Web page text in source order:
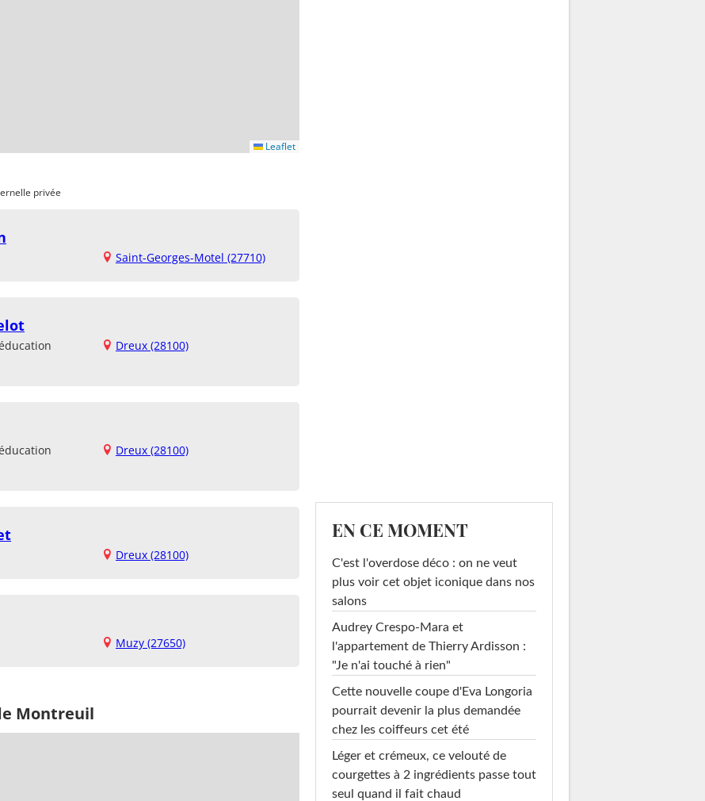
Leaflet
privée
Saint-Georges-Motel (27710)
Dreux (28100)
Dreux (28100)
Dreux (28100)
Muzy (27650)
Montreuil
EN CE MOMENT
C'est l'overdose déco : on ne veut
plus voir cet objet iconique dans nos
salons
Audrey Crespo-Mara et
l'appartement de Thierry Ardisson :
"Je n'ai touché à rien"
Cette nouvelle coupe d'Eva Longoria
pourrait devenir la plus demandée
chez les coiffeurs cet été
Léger et crémeux, ce velouté de
courgettes à 2 ingrédients passe tout
seul quand il fait chaud